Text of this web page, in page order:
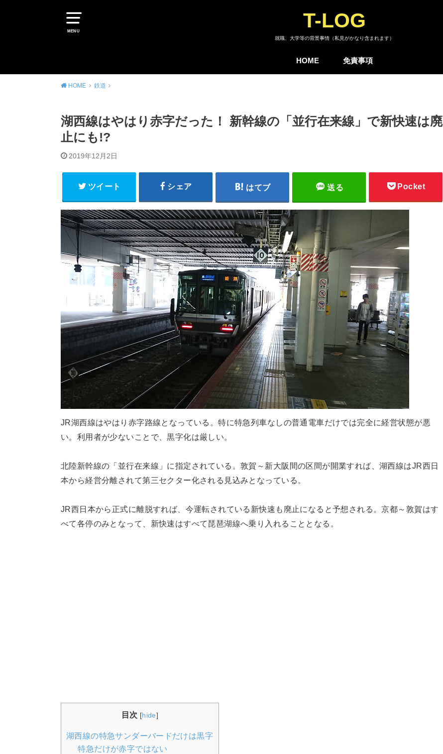
MENU T-LOG
就職、大学等の背景事情（私見がかなり含まれます）
HOME 免責事項
HOME 鉄道
湖西線はやはり赤字だった！ 新幹線の「並行在来線」で新快速は廃
止にも!?
2019年12月2日
ツイート シェア はてブ 送る Pocket
JR湖西線はやはり赤字路線となっている。特に特急列車なしの普通電車だけでは完全に経営状態が悪
い。利用者が少ないことで、黒字化は厳しい。
北陸新幹線の「並行在来線」に指定されている。敦賀～新大阪間の区間が開業すれば、湖西線はJR西日
本から経営分離されて第三セクター化される見込みとなっている。
JR西日本から正式に離脱すれば、今運転されている新快速も廃止になると予想される。京都～敦賀はす
べて各停のみとなって、新快速はすべて琵琶湖線へ乗り入れることとなる。
目次 [hide]
湖西線の特急サンダーバードだけは黒字
特急だけが赤字ではない